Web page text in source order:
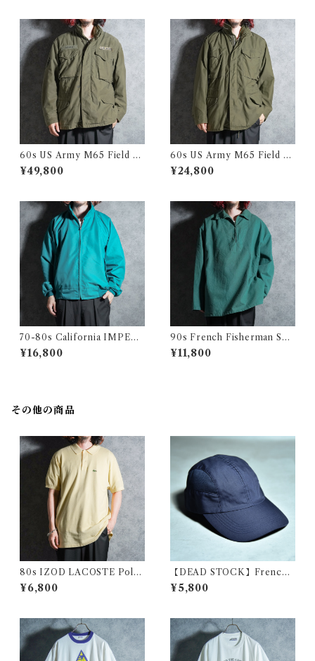
60s US Army M65 Field Ja
cket 1st model アメリカ軍 M
65 フィールド ジャケット
¥49,800
60s US Army M65 Field Ja
cket 2nd model アメリカ軍
M65 フィールド ジャケット 1
¥24,800
70-80s California IMPERI
AL Harrington jacket Made
in USA Swing Top Turquoi
¥16,800
90s French Fisherman Sm
ock Shirts Green フレンチ
フィッシャーマン スモック グ
¥11,800
その他の商品
80s IZOD LACOSTE Polo
Shirts Pale Yellow Made in
USA アイゾッド ラコステ ポ
¥6,800
【DEAD STOCK】French
Navy Cap フランス 海軍 キャ
ップ ジェットキャップ
¥5,800